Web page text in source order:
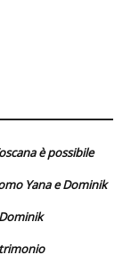
è possibile
Yana e Dominik